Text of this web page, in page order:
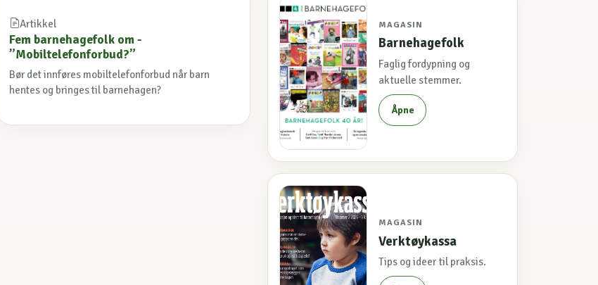
Artikkel
Fem barnehagefolk om -
”Mobiltelefonforbud?”
Bør det innføres mobiltelefonforbud når barn
hentes og bringes til barnehagen?
MAGASIN
Barnehagefolk
Faglig fordypning og
aktuelle stemmer.
Åpne
MAGASIN
Verktøykassa
Tips og ideer til praksis.